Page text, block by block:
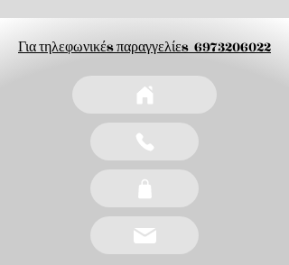
Για τηλεφωνικέs παραγγελίεs6973206022